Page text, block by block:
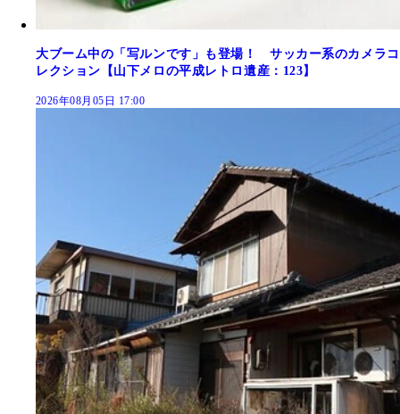
大ブーム中の「写ルンです」も登場！ サッカー系のカメラコ
レクション【山下メロの平成レトロ遺産：123】
2026年08月05日 17:00